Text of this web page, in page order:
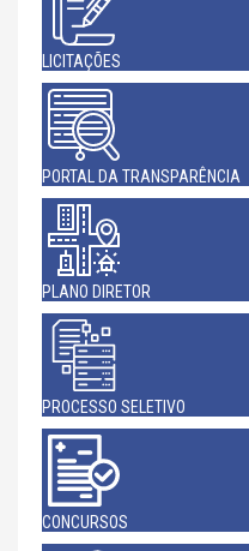
LICITAÇÕES
PORTAL DA TRANSPARÊNCIA
PLANO DIRETOR
PROCESSO SELETIVO
CONCURSOS